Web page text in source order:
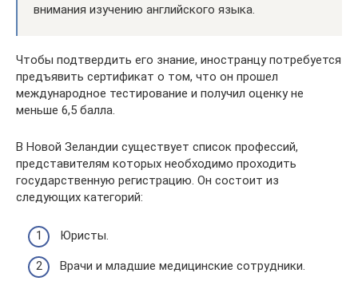
внимания изучению английского языка.
Чтобы подтвердить его знание, иностранцу потребуется
предъявить сертификат о том, что он прошел
международное тестирование и получил оценку не
меньше 6,5 балла.
В Новой Зеландии существует список профессий,
представителям которых необходимо проходить
государственную регистрацию. Он состоит из
следующих категорий:
Юристы.
Врачи и младшие медицинские сотрудники.